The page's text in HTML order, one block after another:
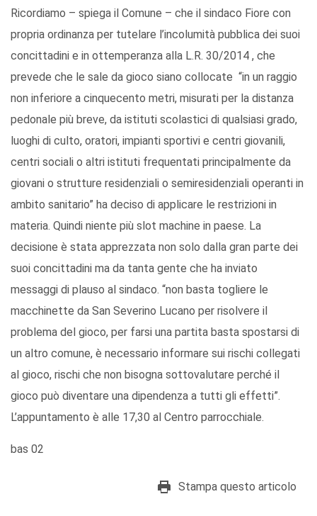
Ricordiamo – spiega il Comune – che il sindaco Fiore con
propria ordinanza per tutelare l’incolumità pubblica dei suoi
concittadini e in ottemperanza alla L.R. 30/2014 , che
prevede che le sale da gioco siano collocate “in un raggio
non inferiore a cinquecento metri, misurati per la distanza
pedonale più breve, da istituti scolastici di qualsiasi grado,
luoghi di culto, oratori, impianti sportivi e centri giovanili,
centri sociali o altri istituti frequentati principalmente da
giovani o strutture residenziali o semiresidenziali operanti in
ambito sanitario” ha deciso di applicare le restrizioni in
materia. Quindi niente più slot machine in paese. La
decisione è stata apprezzata non solo dalla gran parte dei
suoi concittadini ma da tanta gente che ha inviato
messaggi di plauso al sindaco. “non basta togliere le
macchinette da San Severino Lucano per risolvere il
problema del gioco, per farsi una partita basta spostarsi di
un altro comune, è necessario informare sui rischi collegati
al gioco, rischi che non bisogna sottovalutare perché il
gioco può diventare una dipendenza a tutti gli effetti”.
L’appuntamento è alle 17,30 al Centro parrocchiale.
bas 02
Stampa questo articolo